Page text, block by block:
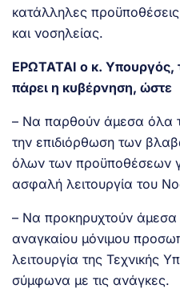
κατάλληλες
και νοσηλείας.
ΕΡΩΤΑΤΑΙ ο κ. Υπουργός,
πάρει η κυβέρνηση, ώστε
– Να παρθούν άμεσα όλα
την επιδιόρθωση των
όλων των προϋποθέσεων
ασφαλή λειτουργία του
– Να προκηρυχτούν άμεσα
αναγκαίου μόνιμου
λειτουργία της Τεχνικής
σύμφωνα με τις ανάγκες.